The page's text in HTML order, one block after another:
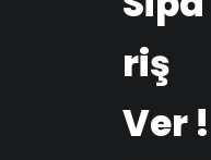
riş
Ver !